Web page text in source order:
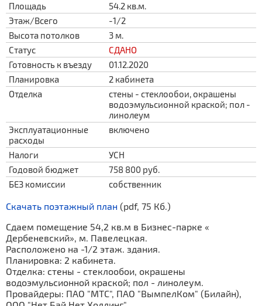
Площадь
54.2 кв.м.
Этаж/Всего
-1/2
Высота потолков
3 м.
Статус
СДАНО
Готовность к въезду
01.12.2020
Планировка
2 кабинета
Отделка
стены - стеклообои, окрашены
водоэмульсионной краской; пол -
линолеум
Эксплуатационные
расходы
включено
Налоги
УСН
Годовой бюджет
758 800 руб.
БЕЗ комиссии
собственник
Скачать поэтажный план (pdf, 75 Кб.)
Сдаем помещение 54,2 кв.м в Бизнес-парке «
Дербеневский», м. Павелецкая.
Расположено на -1/2 этаж. здания.
Планировка: 2 кабинета.
Отделка: стены - стеклообои, окрашены
водоэмульсионной краской; пол - линолеум.
Провайдеры: ПАО "МТС", ПАО "ВымпелКом" (Билайн),